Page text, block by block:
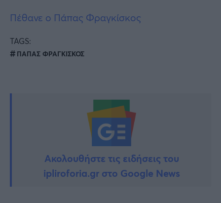
Πέθανε ο Πάπας Φραγκίσκος
TAGS:
ΠΑΠΑΣ ΦΡΑΓΚΙΣΚΟΣ
Ακολουθήστε τις ειδήσεις του
ipliroforia.gr στο Google News